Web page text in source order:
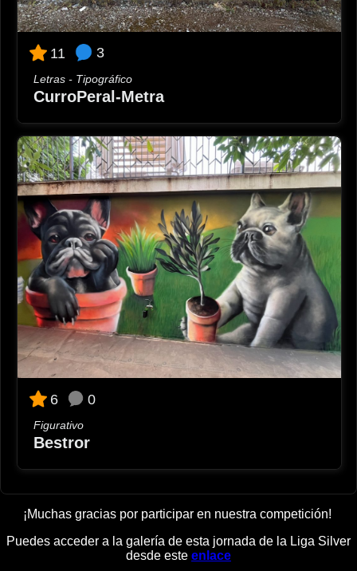
11 3
Letras - Tipográfico
CurroPeral-Metra
6 0
Figurativo
Bestror
¡Muchas gracias por participar en nuestra competición!
Puedes acceder a la galería de esta jornada de la Liga Silver
desde este enlace